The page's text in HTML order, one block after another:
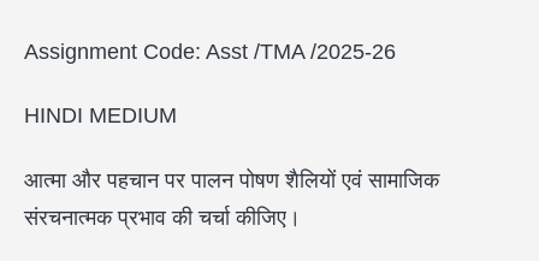
Assignment Code: Asst /TMA /2025-26
HINDI MEDIUM
आत्मा और पहचान पर पालन पोषण शैलियों एवं सामाजिक
संरचनात्मक प्रभाव की चर्चा कीजिए।